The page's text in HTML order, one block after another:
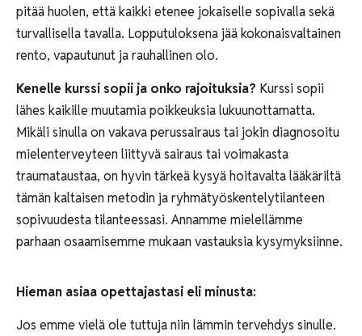
pitää huolen, että kaikki etenee jokaiselle sopivalla sekä
turvallisella tavalla. Lopputuloksena jää kokonaisvaltainen
rento, vapautunut ja rauhallinen olo.
Kenelle kurssi sopii ja onko rajoituksia? Kurssi sopii
lähes kaikille muutamia poikkeuksia lukuunottamatta.
Mikäli sinulla on vakava perussairaus tai jokin diagnosoitu
mielenterveyteen liittyvä sairaus tai voimakasta
traumataustaa, on hyvin tärkeä kysyä hoitavalta lääkäriltä
tämän kaltaisen metodin ja ryhmätyöskentelytilanteen
sopivuudesta tilanteessasi. Annamme mielellämme
parhaan osaamisemme mukaan vastauksia kysymyksiinne.
Hieman asiaa opettajastasi eli minusta:
Jos emme vielä ole tuttuja niin lämmin tervehdys sinulle.